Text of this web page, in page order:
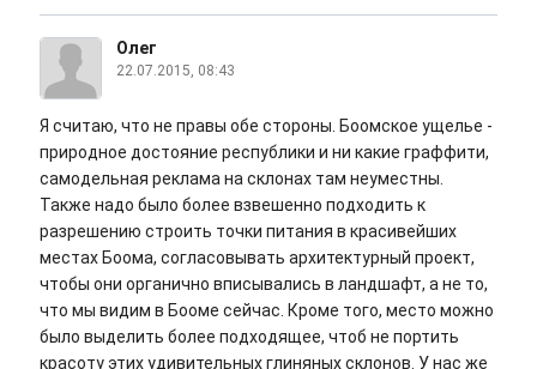
Олег
22.07.2015, 08:43
Я считаю, что не правы обе стороны. Боомское ущелье -
природное достояние республики и ни какие граффити,
самодельная реклама на склонах там неуместны.
Также надо было более взвешенно подходить к
разрешению строить точки питания в красивейших
местах Боома, согласовывать архитектурный проект,
чтобы они органично вписывались в ландшафт, а не то,
что мы видим в Бооме сейчас. Кроме того, место можно
было выделить более подходящее, чтоб не портить
красоту этих удивительных глиняных склонов. У нас же